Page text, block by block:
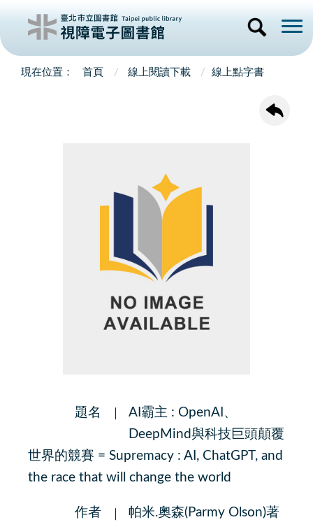
首頁 線上閱讀下載 線上點字書
題名
AI霸主 : OpenAI、
DeepMind與科技巨頭顛覆
世界的競賽 = Supremacy : AI, ChatGPT, and
the race that will change the world
作者
帕米.奧森(Parmy Olson)著